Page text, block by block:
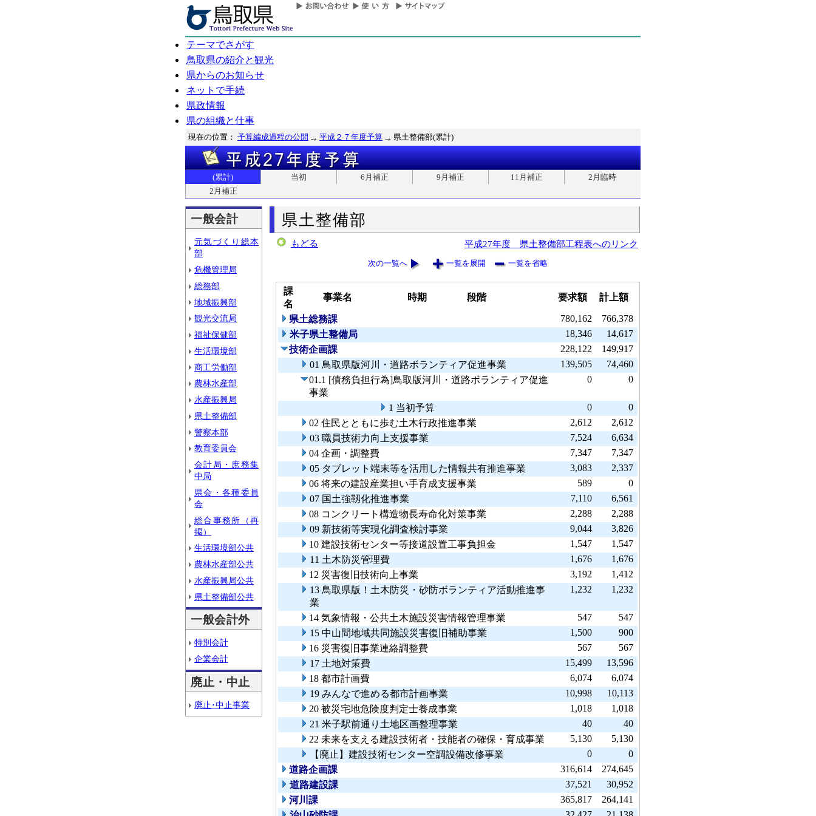
テーマでさがす
鳥取県の紹介と観光
県からのお知らせ
ネットで手続
県政情報
県の組織と仕事
現在の位置： 予算編成過程の公開 平成２７年度予算 県土整備部(累計)
(累計) 当初 6月補正 9月補正 11月補正
2月臨時
2月補正
一般会計
元気づくり総本
部
危機管理局
総務部
地域振興部
観光交流局
福祉保健部
生活環境部
商工労働部
農林水産部
水産振興局
県土整備部
警察本部
教育委員会
会計局・庶務集
中局
県会・各種委員
会
総合事務所（再
掲）
生活環境部公共
農林水産部公共
水産振興局公共
県土整備部公共
一般会計外
特別会計
企業会計
廃止・中止
廃止･中止事業
県土整備部
もどる 平成27年度 県土整備部工程表へのリンク
次の一覧へ 一覧を展開 一覧を省略
課
名
事業名 時期 段階 要求額 計上額
県土総務課 780,162
766,378
米子県土整備局
18,346
14,617
技術企画課
228,122
149,917
01 鳥取県版河川・道路ボランティア促進事業
139,505
74,460
01.1 [債務負担行為]鳥取版河川・道路ボランティア促進
事業
0 0
1 当初予算 0
0
02 住民とともに歩む土木行政推進事業
2,612
2,612
03 職員技術力向上支援事業
7,524
6,634
04 企画・調整費
7,347
7,347
05 タブレット端末等を活用した情報共有推進事業
3,083
2,337
06 将来の建設産業担い手育成支援事業
589
0
07 国土強靱化推進事業
7,110
6,561
08 コンクリート構造物長寿命化対策事業
2,288
2,288
09 新技術等実現化調査検討事業
9,044
3,826
10 建設技術センター等接道設置工事負担金
1,547
1,547
11 土木防災管理費
1,676
1,676
12 災害復旧技術向上事業
3,192
1,412
13 鳥取県版！土木防災・砂防ボランティア活動推進事
業
1,232 1,232
14 気象情報・公共土木施設災害情報管理事業 547
547
15 中山間地域共同施設災害復旧補助事業
1,500
900
16 災害復旧事業連絡調整費
567
567
17 土地対策費
15,499
13,596
18 都市計画費
6,074
6,074
19 みんなで進める都市計画事業
10,998
10,113
20 被災宅地危険度判定士養成事業
1,018
1,018
21 米子駅前通り土地区画整理事業
40
40
22 未来を支える建設技術者・技能者の確保・育成事業
5,130
5,130
【廃止】建設技術センター空調設備改修事業
0
0
道路企画課
316,614
274,645
道路建設課
37,521
30,952
河川課
365,817
264,141